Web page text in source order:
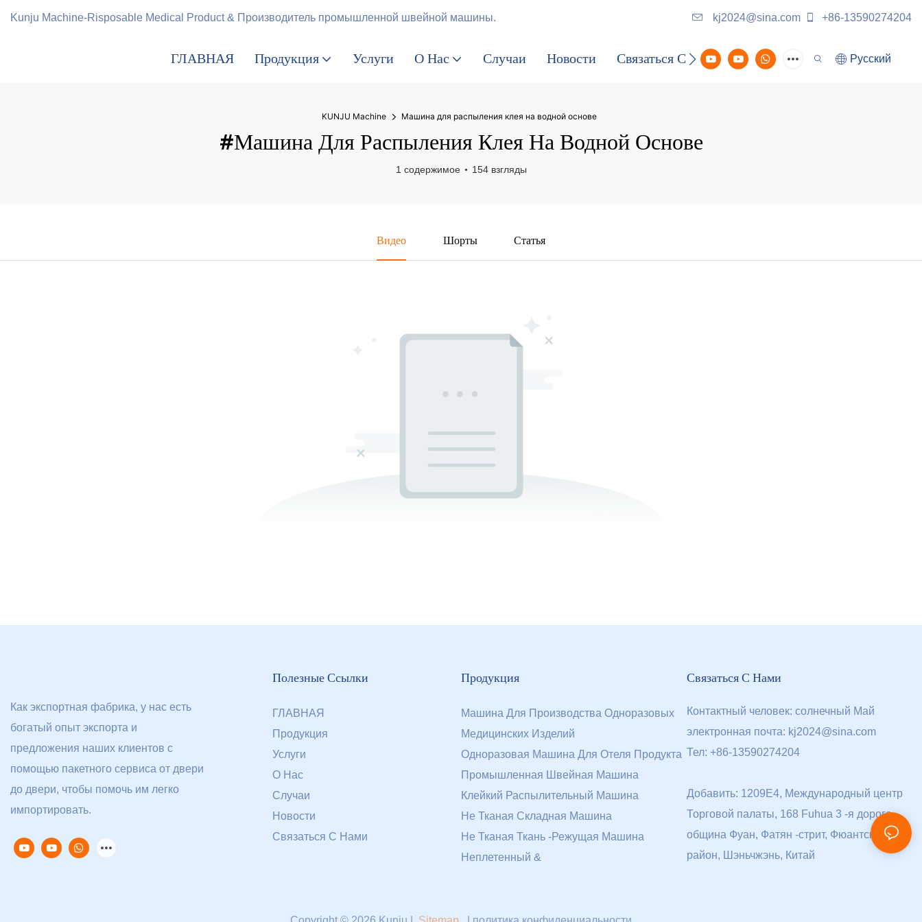
Kunju Machine-Risposable Medical Product & Производитель промышленной швейной машины. kj2024@sina.com +86-13590274204
ГЛАВНАЯ Продукция Услуги О Нас Случаи Новости Связаться С Нами Pусский
KUNJU Machine Машина для распыления клея на водной основе
#Машина Для Распыления Клея На Водной Основе
1 содержимое 154 взгляды
Видео Шорты Статья
Как экспортная фабрика, у нас есть
богатый опыт экспорта и
предложения наших клиентов с
помощью пакетного сервиса от двери
до двери, чтобы помочь им легко
импортировать.
Полезные Ссылки
ГЛАВНАЯ
Продукция
Услуги
О Нас
Случаи
Новости
Связаться С Нами
Продукция
Машина Для Производства Одноразовых
Медицинских Изделий
Одноразовая Машина Для Отеля Продукта
Промышленная Швейная Машина
Клейкий Распылительный Машина
Не Тканая Складная Машина
Не Тканая Ткань -режущая Машина
Неплетенный &
Связаться С Нами
Контактный человек: солнечный Май
электронная почта: kj2024@sina.com
Тел: +86-13590274204
Добавить: 1209E4, Международный центр
Торговой палаты, 168 Fuhua 3 -я дорога,
община Фуан, Фатян -стрит, Фюантский
район, Шэньчжэнь, Китай